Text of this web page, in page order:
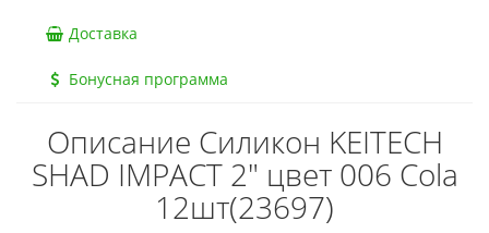
Доставка
Бонусная программа
Описание Силикон KEITECH
SHAD IMPACT 2" цвет 006 Cola
12шт(23697)